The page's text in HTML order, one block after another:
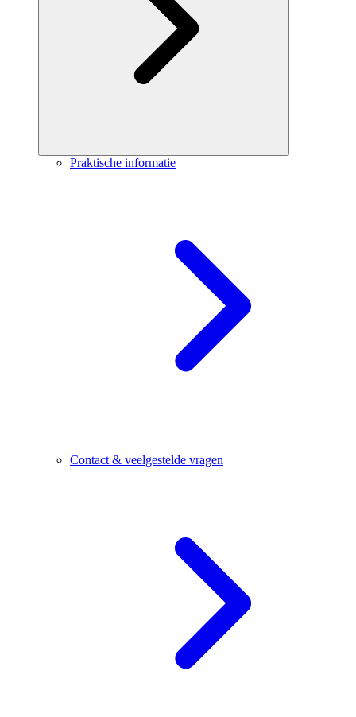
Praktische informatie
Contact & veelgestelde vragen